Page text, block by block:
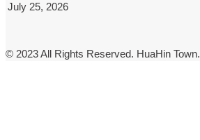
July 25, 2026
© 2023 All Rights Reserved. HuaHin Town.